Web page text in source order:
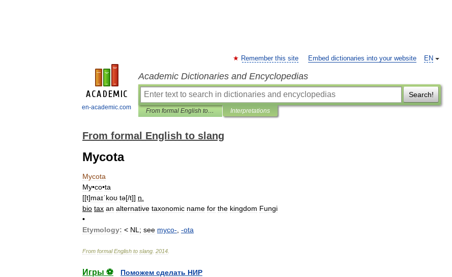
en-academic.com
EN
Remember this site Embed dictionaries into your website
Academic Dictionaries and Encyclopedias
Search!
From formal English to slang Interpretations
From formal English to slang
Mycota
Mycota
My•co•ta
[[t]maɪˈkoʊ tə[/t]] n
bio tax an alternative taxonomic name for the kingdom Fungi
•
Etymology: < NL ; see myco- -ota
From formal English to slang 2014
Игры ⚽
Поможем сделать НИР